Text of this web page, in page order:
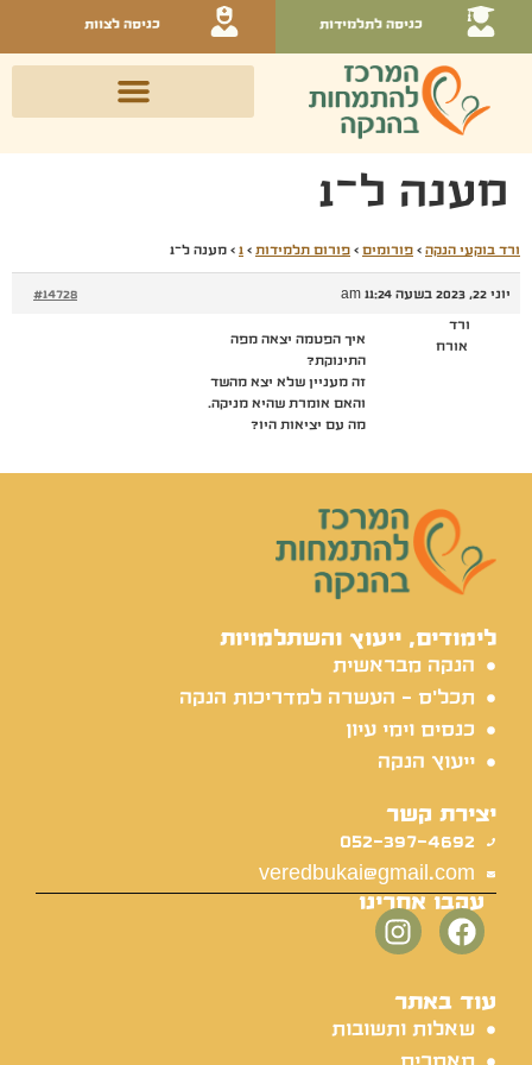
כניסה לתלמידות כניסה לצוות
מענה ל־1
ורד בוקעי הנקה › פורומים › פורום תלמידות ›
1
› מענה ל־1
יוני 22, 2023 בשעה 11:24 am #14728
ורד
אורח
איך הפטמה יצאה מפה
התינוקת?
זה מעניין שלא יצא מהשד
והאם אומרת שהיא מניקה.
מה עם יציאות היו?
לימודים, ייעוץ והשתלמויות
הנקה מבראשית
תכל'ס - העשרה למדריכות הנקה
כנסים וימי עיון
ייעוץ הנקה
יצירת קשר
052-397-4692
veredbukai@gmail.com
עקבו אחרינו
עוד באתר
שאלות ותשובות